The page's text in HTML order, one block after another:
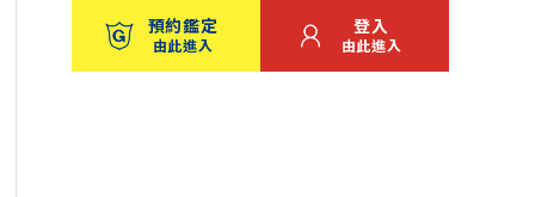
預約鑑定
由此進入
登入
由此進入